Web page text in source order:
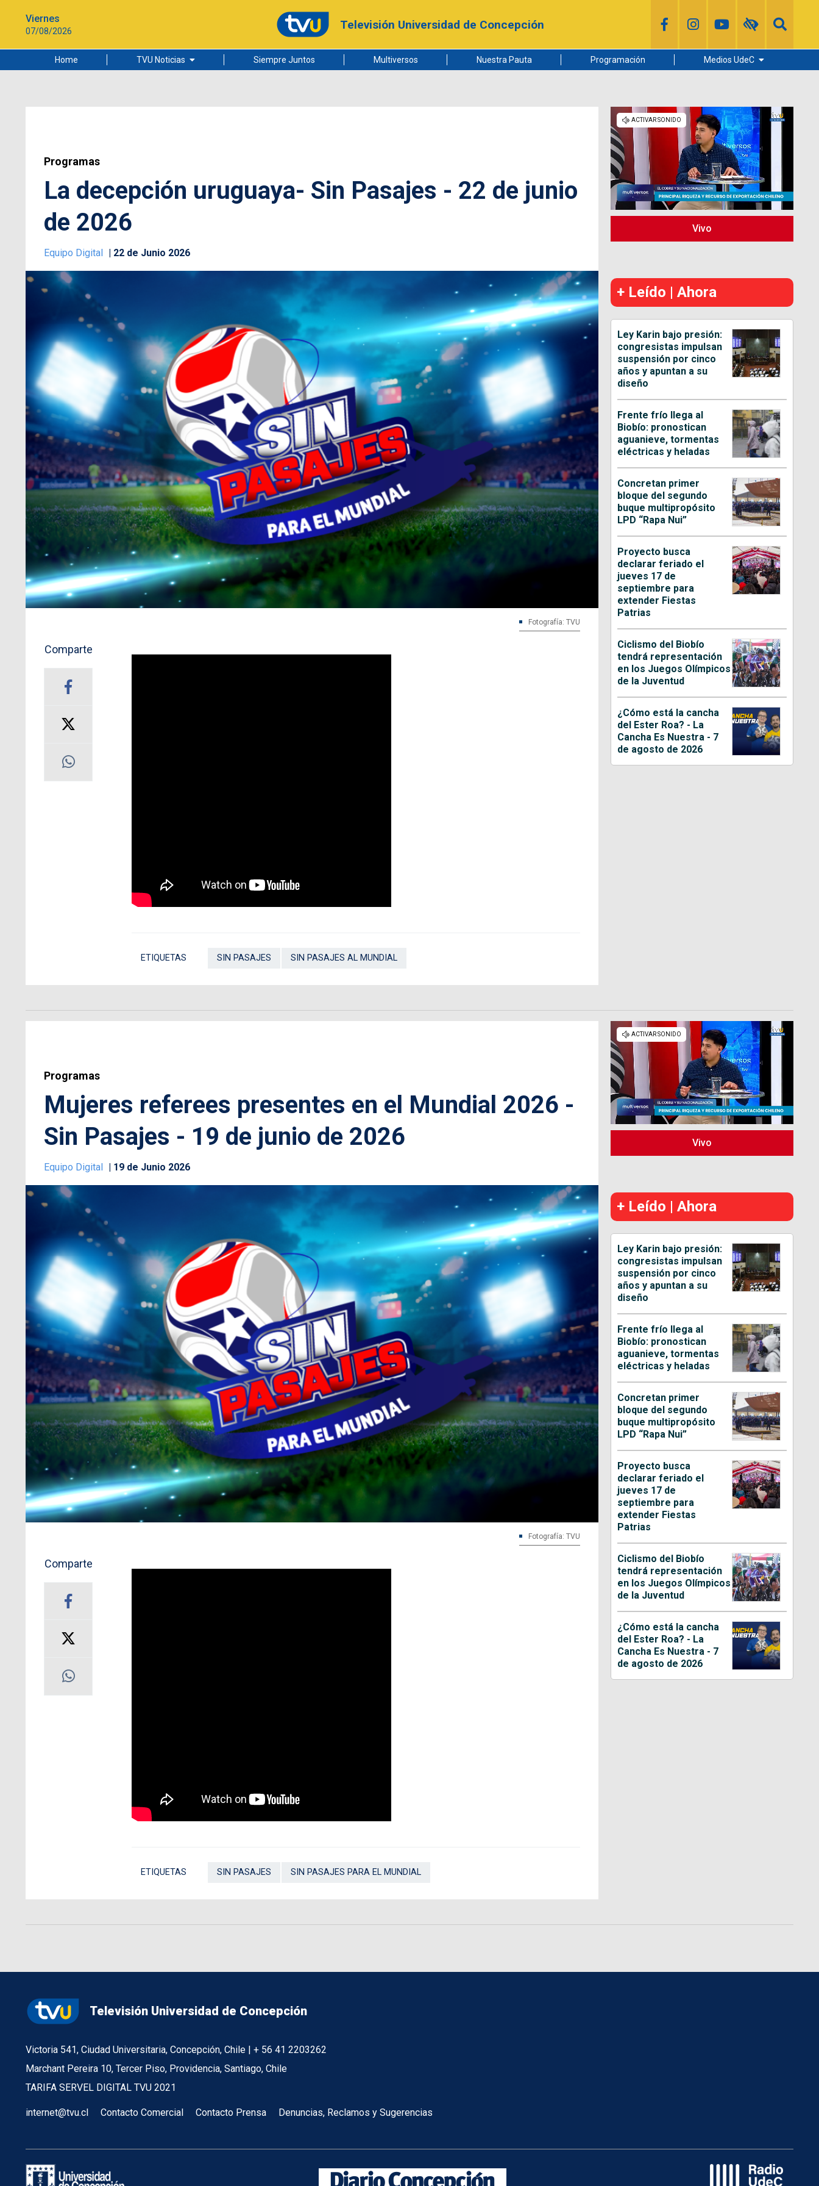
Viernes
07/08/2026 Televisión Universidad de Concepción
Home TVU Noticias
Ciudad
Siempre Juntos Multiversos Nuestra Pauta Programación Medios UdeC
Radio UdeC
Noticias UdeC
La Discusión
Programas
La decepción uruguaya- Sin Pasajes - 22 de junio
de 2026
Equipo Digital 22 de Junio 2026
Fotografía: TVU
Comparte
ETIQUETAS SIN PASAJES SIN PASAJES AL MUNDIAL
Vivo
+ Leído | Ahora
Ley Karin bajo presión:
congresistas impulsan
suspensión por cinco
años y apuntan a su
diseño
Frente frío llega al
Biobío: pronostican
aguanieve, tormentas
eléctricas y heladas
Concretan primer
bloque del segundo
buque multipropósito
LPD “Rapa Nui”
Proyecto busca
declarar feriado el
jueves 17 de
septiembre para
extender Fiestas
Patrias
Ciclismo del Biobío
tendrá representación
en los Juegos Olímpicos
de la Juventud
¿Cómo está la cancha
del Ester Roa? - La
Cancha Es Nuestra - 7
de agosto de 2026
Programas
Mujeres referees presentes en el Mundial 2026 -
Sin Pasajes - 19 de junio de 2026
Equipo Digital 19 de Junio 2026
Fotografía: TVU
Comparte
ETIQUETAS SIN PASAJES SIN PASAJES PARA EL MUNDIAL
Vivo
+ Leído | Ahora
Ley Karin bajo presión:
congresistas impulsan
suspensión por cinco
años y apuntan a su
diseño
Frente frío llega al
Biobío: pronostican
aguanieve, tormentas
eléctricas y heladas
Concretan primer
bloque del segundo
buque multipropósito
LPD “Rapa Nui”
Proyecto busca
declarar feriado el
jueves 17 de
septiembre para
extender Fiestas
Patrias
Ciclismo del Biobío
tendrá representación
en los Juegos Olímpicos
de la Juventud
¿Cómo está la cancha
del Ester Roa? - La
Cancha Es Nuestra - 7
de agosto de 2026
Televisión Universidad de Concepción
Victoria 541, Ciudad Universitaria, Concepción, Chile | + 56 41 2203262
Marchant Pereira 10, Tercer Piso, Providencia, Santiago, Chile
TARIFA SERVEL DIGITAL TVU 2021
internet@tvu.cl Contacto Comercial Contacto Prensa Denuncias, Reclamos y Sugerencias